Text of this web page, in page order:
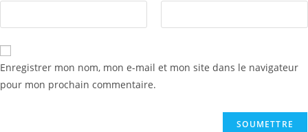
Enregistrer mon nom, mon e-mail et mon site dans le navigateur
pour mon prochain commentaire.